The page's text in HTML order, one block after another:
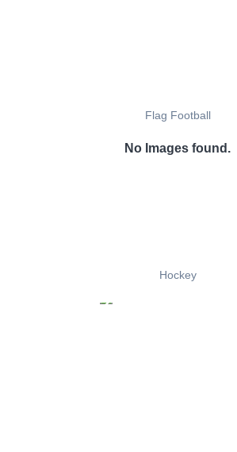
Flag Football
No Images found.
Hockey